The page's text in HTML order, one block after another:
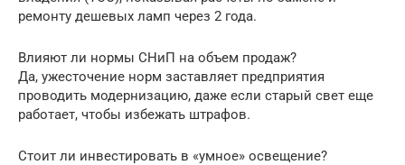
ремонту дешевых ламп через 2 года.
Влияют ли нормы СНиП на объем продаж?
Да, ужесточение норм заставляет предприятия
проводить модернизацию, даже если старый свет еще
работает, чтобы избежать штрафов.
Стоит ли инвестировать в «умное» освещение?